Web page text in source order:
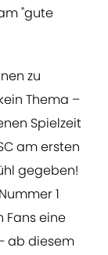
"gute
zu
Thema –
Spielzeit
am ersten
gegeben!
1
eine
ab diesem